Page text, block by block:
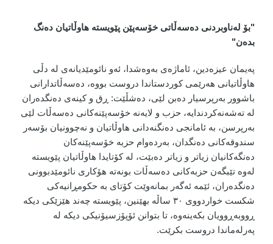
"بۆ لەناوبردنی دەسەڵاتی خۆسەپێن پێویستە هاوڵاتیان دەنگ
بدەن"
پەیمان عیزەدین، ئاماژەی بەوەشدا، ئەو نائومێدیانەی لە دڵی
هاوڵاتیانی هەرێمی کوردستاندا دروست بووە، دەسەڵاتدارانی
باشوور بەرپرسیار دەبن لێی، دەشڵێت: ڕق و کینەی دەنگدەران
لە تەشەنەکردندایە، حزب و لایەنە خۆسەپێنەکانی دەسەڵات لێی
بەرپرسن، بە ئامانجی دەنگنەدانی هاوڵاتیان و نەچوونیان بۆسەر
سندوقەکانی دەنگدان، بەردەوام حزبە خۆسەپێنەکان
دەنگەکانیان زیاتر و زیاتر دەبێت، لە کۆتایدا هاوڵاتیان پێویستە
لەوە تێبگەن حزبەکانی دەسەڵات بونەتە هۆکاری نائومێدبوونی
دەنگدەران، ئێمە ئەگەر بمانەوێت کۆتای بە حکومڕانیەکی
شکست خواردووی ٣٠ ساڵە بهێنین، پێویستە چەند هێزێکی دیکە
ڕووبەڕوویان بکەینەوە، تا بتوانن ئۆپۆزسیۆنیکی دیکە لە
پەرلەماندا دروست بکرێت.